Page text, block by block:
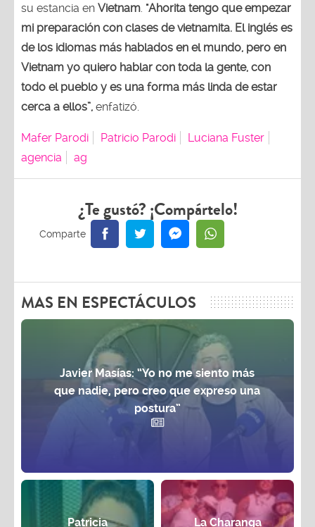
su estancia en Vietnam "Ahorita tengo que empezar
mi preparación con clases de vietnamita. El inglés es
de los idiomas más hablados en el mundo, pero en
Vietnam yo quiero hablar con toda la gente, con
todo el pueblo y es una forma más linda de estar
cerca a ellos”, enfatizó.
Mafer Parodi Patricio Parodi
Luciana Fuster
agencia
ag
¿Te gustó? ¡Compártelo!
MAS EN ESPECTÁCULOS
Javier Masías: “Yo no me siento más
que nadie, pero creo que expreso una
postura”
Patricia La Charanga